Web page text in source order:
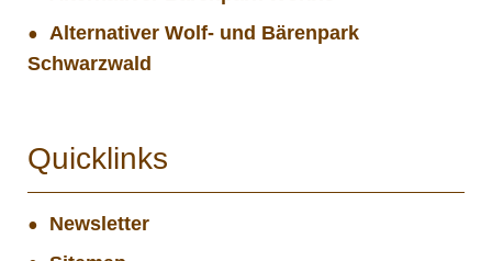
Alternativer Wolf- und Bärenpark
Schwarzwald
Quicklinks
Newsletter